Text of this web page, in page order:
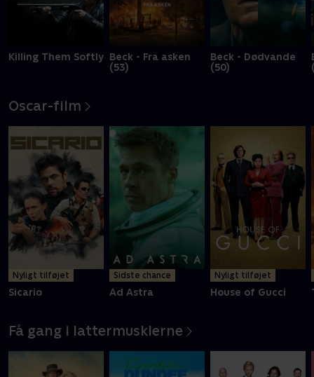
Killing Them Softly Beck - Fra asken
(53)
Beck - Dødvande
(50)
Oscar-film
Nyligt tilføjet
Sicario
Sidste chance
Ad Astra
Nyligt tilføjet
House of Gucci
Få gang i lattermusklerne